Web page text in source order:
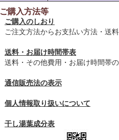
ご購入方法等
ご購入のしおり
ご注文方法からお支払い方法・送
送料・お届け時間帯表
送料・その他費用・お届け時間帯の
通信販売法の表示
個人情報取り扱いについて
干し湯葉成分表